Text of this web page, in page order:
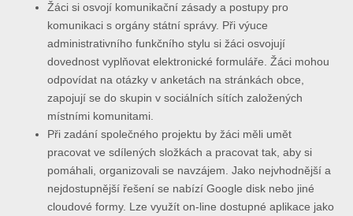
Žáci si osvojí komunikační zásady a postupy pro
komunikaci s orgány státní správy. Při výuce
administrativního funkčního stylu si žáci osvojují
dovednost vyplňovat elektronické formuláře. Žáci mohou
odpovídat na otázky v anketách na stránkách obce,
zapojují se do skupin v sociálních sítích založených
místními komunitami.
Při zadání společného projektu by žáci měli umět
pracovat ve sdílených složkách a pracovat tak, aby si
pomáhali, organizovali se navzájem. Jako nejvhodnější a
nejdostupnější řešení se nabízí Google disk nebo jiné
cloudové formy. Lze využít on-line dostupné aplikace jako